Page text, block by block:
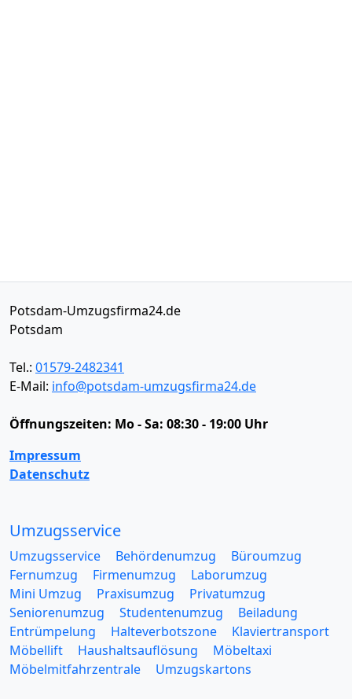
Potsdam-Umzugsfirma24.de
Potsdam
Tel.: 01579-2482341
E-Mail: info@potsdam-umzugsfirma24.de
Öffnungszeiten: Mo - Sa: 08:30 - 19:00 Uhr
Impressum
Datenschutz
Umzugsservice
Umzugsservice Behördenumzug
Büroumzug
Fernumzug
Firmenumzug
Laborumzug
Mini Umzug
Praxisumzug
Privatumzug
Seniorenumzug
Studentenumzug
Beiladung
Entrümpelung
Halteverbotszone
Klaviertransport
Möbellift
Haushaltsauflösung
Möbeltaxi
Möbelmitfahrzentrale
Umzugskartons